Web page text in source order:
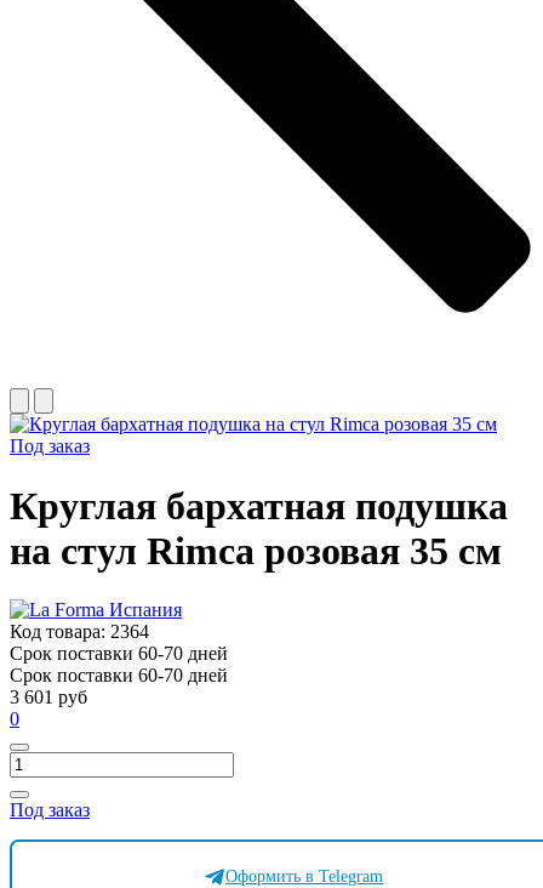
Под заказ
Круглая бархатная подушка
на стул Rimca розовая 35 см
Код товара: 2364
Срок поставки 60-70 дней
Срок поставки 60-70 дней
3 601 руб
0
Под заказ
Оформить в Telegram